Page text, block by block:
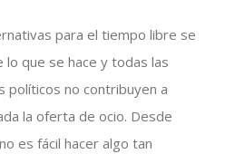
para el tiempo libre se
lo que se hace y todas las
políticos no contribuyen a
la oferta de ocio. Desde
es fácil hacer algo tan